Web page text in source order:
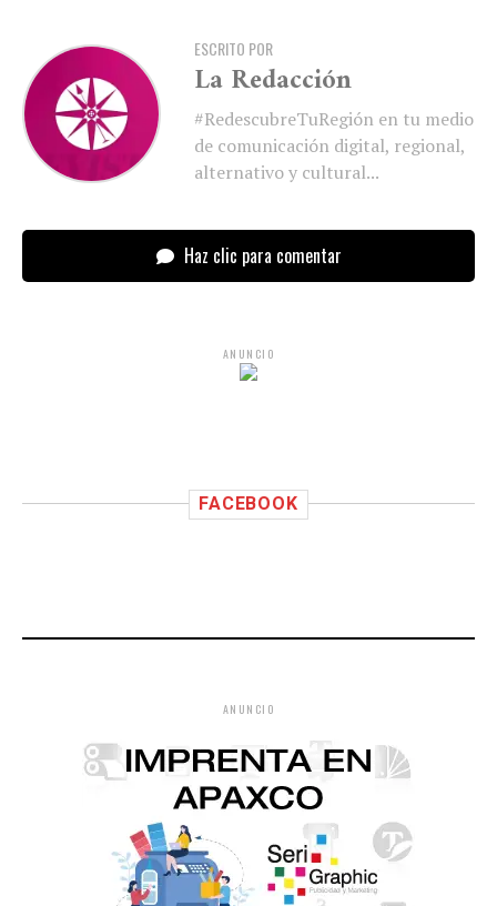
ESCRITO POR
La Redacción
#RedescubreTuRegión en tu medio
de comunicación digital, regional,
alternativo y cultural...
Haz clic para comentar
ANUNCIO
FACEBOOK
ANUNCIO